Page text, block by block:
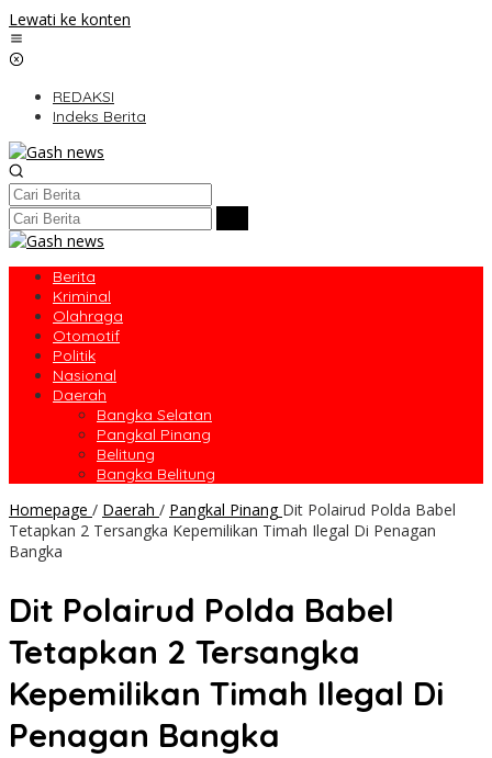
Lewati ke konten
REDAKSI
Indeks Berita
Berita
Kriminal
Olahraga
Otomotif
Politik
Nasional
Daerah
Bangka Selatan
Pangkal Pinang
Belitung
Bangka Belitung
Homepage / Daerah / Pangkal Pinang Dit Polairud Polda Babel
Tetapkan 2 Tersangka Kepemilikan Timah Ilegal Di Penagan
Bangka
Dit Polairud Polda Babel
Tetapkan 2 Tersangka
Kepemilikan Timah Ilegal Di
Penagan Bangka